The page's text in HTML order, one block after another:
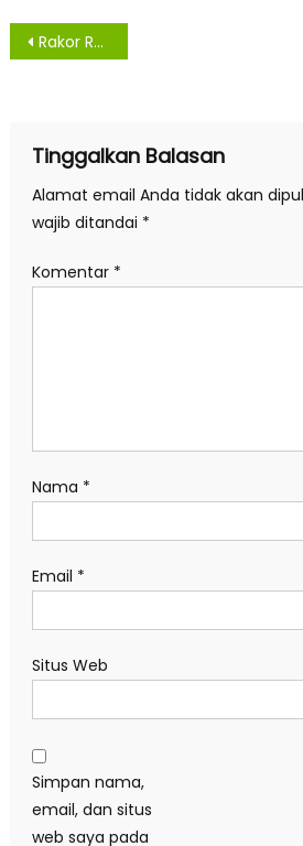
Navigasi
Rakor Rencana Sekolah Tatap Muka di Kota Tebing Tinggi Dimulai
Tinggalkan Balasan
Alamat email Anda tidak akan
wajib ditandai *
Komentar *
Nama *
Email *
Situs Web
Simpan nama,
email, dan situs
web saya pada